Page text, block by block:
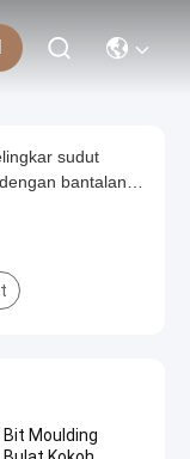
sudut
bantalan
Bit Moulding